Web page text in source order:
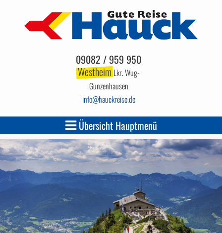
09082 / 959 950
WestheimLkr. Wug-
Gunzenhausen
info hauckreise.de
Übersicht Hauptmenü